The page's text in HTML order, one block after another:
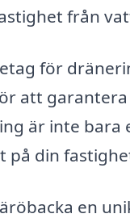
från
för
att
är inte bara
på din
en